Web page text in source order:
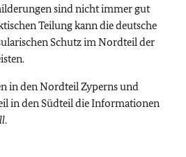
sind nicht immer gut
Teilung kann die deutsche
Schutz im Nordteil der
in den Nordteil Zyperns und
in den Südteil die Informationen
.